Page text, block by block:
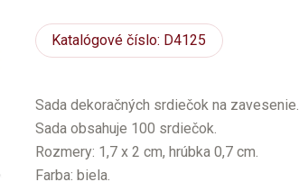
Katalógové číslo: D4125
Sada dekoračných srdiečok na zavesenie.
Sada obsahuje 100 srdiečok.
Rozmery: 1,7 x 2 cm, hrúbka 0,7 cm.
Farba: biela.